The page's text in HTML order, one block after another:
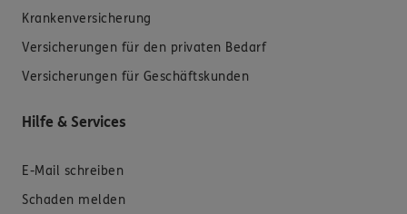
Krankenversicherung
Versicherungen für den privaten Bedarf
Versicherungen für Geschäftskunden
Hilfe & Services
E-Mail schreiben
Schaden melden